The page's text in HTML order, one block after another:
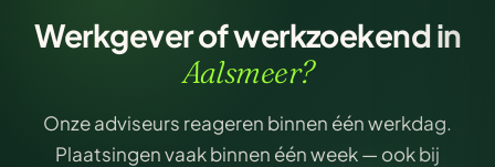
Werkgever of werkzoekend in
Aalsmeer?
Onze adviseurs reageren binnen één werkdag.
Plaatsingen vaak binnen één week — ook bij